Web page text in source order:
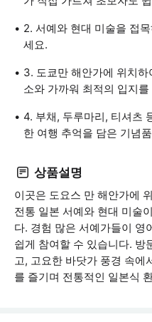
2. 서예와 현대 미술을 접
세요.
3. 도쿄만 해안가에 위치
소와 가까워 최적의 입지
4. 부채, 두루마리, 티셔츠
한 여행 추억을 담은 기념
상품설명
이곳은 도요스 만 해안가에
전통 일본 서예와 현대 미술
다. 경험 많은 서예가들이 영
쉽게 참여할 수 있습니다. 방
고, 고요한 바닷가 풍경 속에
를 즐기며 전통적인 일본식